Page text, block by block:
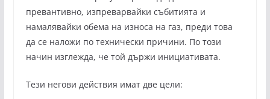
превантивно, изпреварвайки събитията и
намалявайки обема на износа на газ, преди това
да се наложи по технически причини. По този
начин изглежда, че той държи инициативата.
Тези негови действия имат две цели: